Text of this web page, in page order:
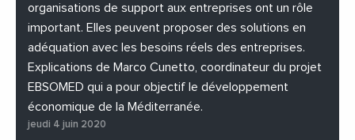
organisations de support aux entreprises ont un rôle
important. Elles peuvent proposer des solutions en
adéquation avec les besoins réels des entreprises.
Explications de Marco Cunetto, coordinateur du projet
EBSOMED qui a pour objectif le développement
économique de la Méditerranée.
jeudi 4 juin 2020